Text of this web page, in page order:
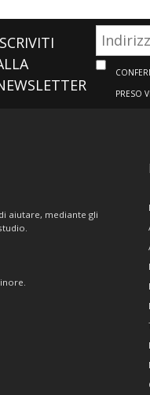
PRESO
aiutare, mediante gli